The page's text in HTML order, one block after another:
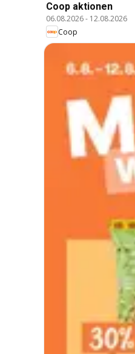
Coop aktionen
06.08.2026- 12.08.2026
Coop